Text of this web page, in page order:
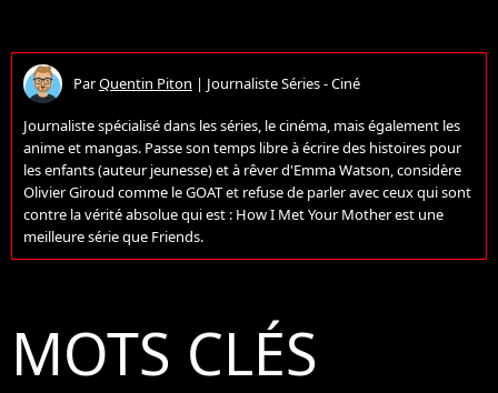
ParQuentin Piton | Journaliste Séries - Ciné
Journaliste spécialisé dans les séries, le cinéma, mais également les
anime et mangas. Passe son temps libre à écrire des histoires pour
les enfants (auteur jeunesse) et à rêver d'Emma Watson, considère
Olivier Giroud comme le GOAT et refuse de parler avec ceux qui sont
contre la vérité absolue qui est : How I Met Your Mother est une
meilleure série que Friends.
MOTS CLÉS